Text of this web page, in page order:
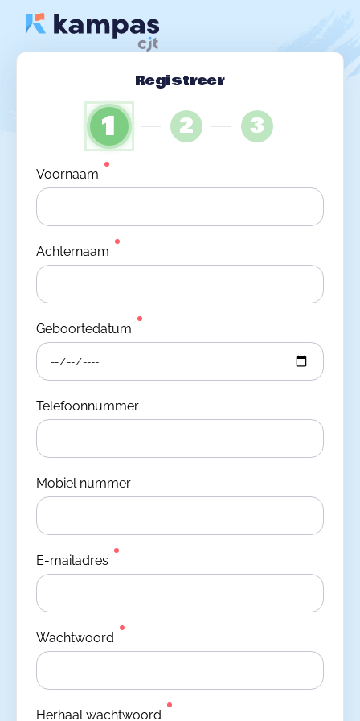
Registreer
1 2 3
Voornaam
Achternaam
Geboortedatum
Telefoonnummer
Mobiel nummer
E-mailadres
Wachtwoord
Herhaal wachtwoord